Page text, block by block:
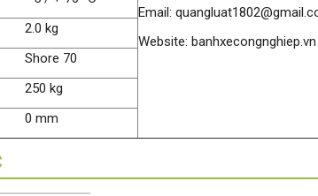
Email:
Website: banhxecongnghiep.vn
2.0 kg
Shore 70
250 kg
0 mm